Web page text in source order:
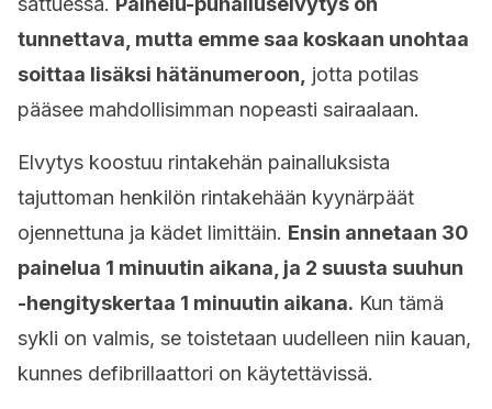
tunnettava, mutta emme saa koskaan unohtaa
soittaa lisäksi hätänumeroon,
jotta potilas
pääsee mahdollisimman nopeasti sairaalaan.
Elvytys koostuu rintakehän painalluksista
tajuttoman henkilön rintakehään kyynärpäät
ojennettuna ja kädet limittäin. Ensin annetaan 30
painelua 1 minuutin aikana, ja 2 suusta suuhun
-hengityskertaa 1 minuutin aikana. Kun tämä
sykli on valmis, se toistetaan uudelleen niin kauan,
kunnes defibrillaattori on käytettävissä.